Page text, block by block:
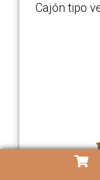
Cajón tipo